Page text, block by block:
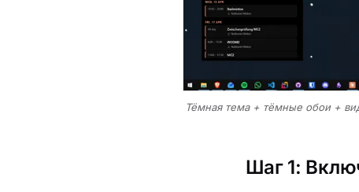
Тёмная тема + тёмные обои +
Шаг 1: